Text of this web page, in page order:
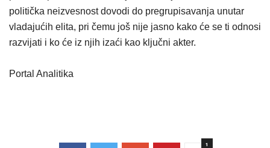
politička neizvesnost dovodi do pregrupisavanja unutar
vladajućih elita, pri čemu još nije jasno kako će se ti odnosi
razvijati i ko će iz njih izaći kao ključni akter.
Portal Analitika
1